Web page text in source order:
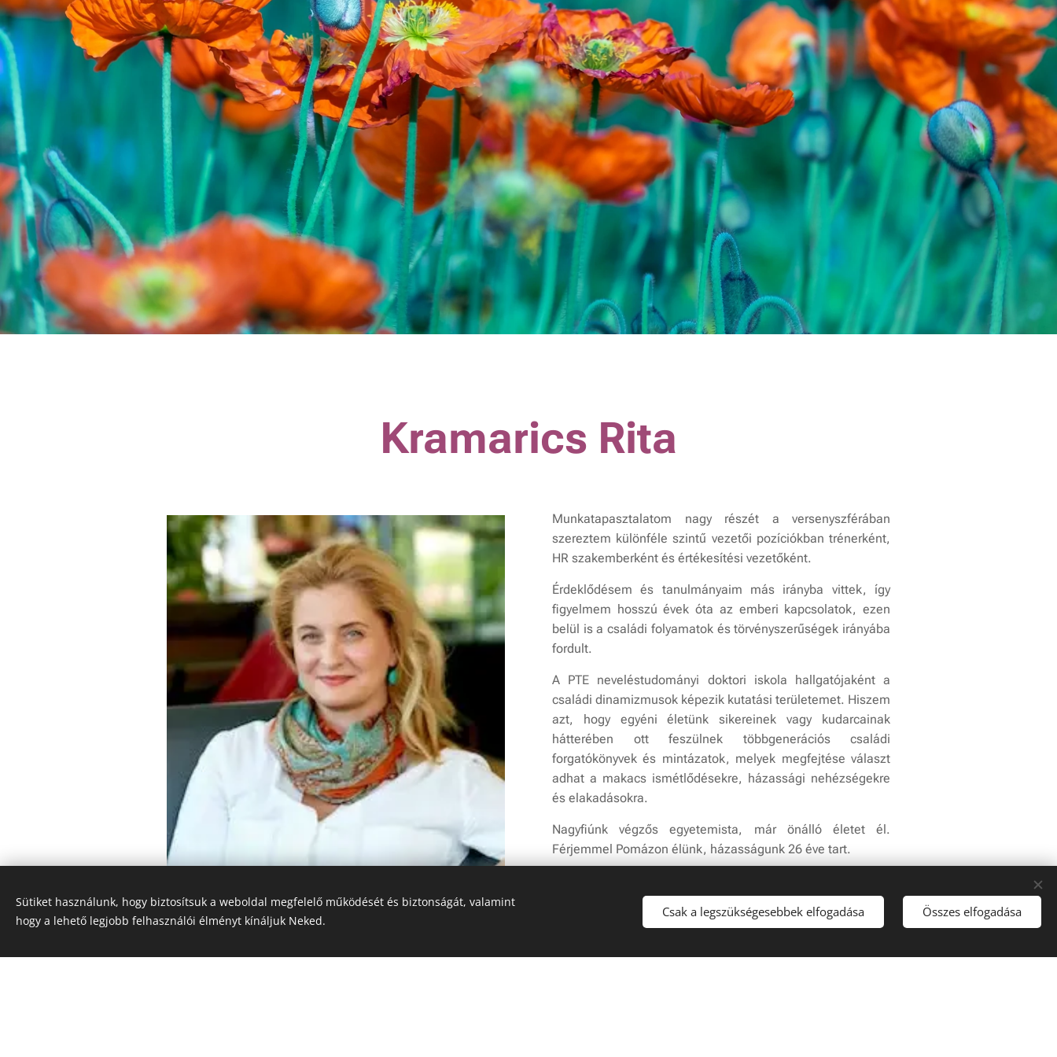
Kramarics Rita
Munkatapasztalatom nagy részét a versenyszférában
szereztem különféle szintű vezetői pozíciókban trénerként,
HR szakemberként és értékesítési vezetőként.
Érdeklődésem és tanulmányaim más irányba vittek, így
figyelmem hosszú évek óta az emberi kapcsolatok, ezen
belül is a családi folyamatok és törvényszerűségek irányába
fordult.
A PTE neveléstudományi doktori iskola hallgatójaként a
családi dinamizmusok képezik kutatási területemet. Hiszem
azt, hogy egyéni életünk sikereinek vagy kudarcainak
hátterében ott feszülnek többgenerációs családi
forgatókönyvek és mintázatok, melyek megfejtése választ
adhat a makacs ismétlődésekre, házassági nehézségekre
és elakadásokra.
Nagyfiúnk végzős egyetemista, már önálló életet él.
Férjemmel Pomázon élünk, házasságunk 26 éve tart.
Már nem dolgozik Alapítványunknál!
Sütiket használunk, hogy biztosítsuk a weboldal megfelelő működését és biztonságát, valamint
hogy a lehető legjobb felhasználói élményt kínáljuk Neked.
Csak a legszükségesebbek elfogadása Összes elfogadása